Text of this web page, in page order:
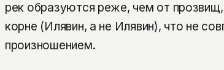
рек образуются реже, чем от
корне (Илявин, а не Илявин), что не
произношением.